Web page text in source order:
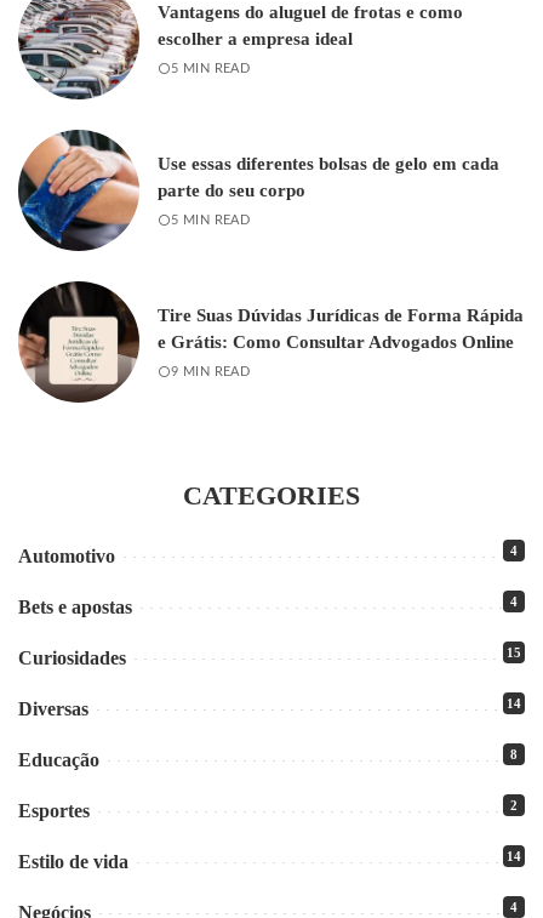
Vantagens do aluguel de frotas e como
escolher a empresa ideal
5 MIN READ
Use essas diferentes bolsas de gelo em cada
parte do seu corpo
5 MIN READ
Tire Suas Dúvidas Jurídicas de Forma Rápida
e Grátis: Como Consultar Advogados Online
9 MIN READ
CATEGORIES
Automotivo 4
Bets e apostas 4
Curiosidades 15
Diversas 14
Educação 8
Esportes 2
Estilo de vida 14
Negócios 4